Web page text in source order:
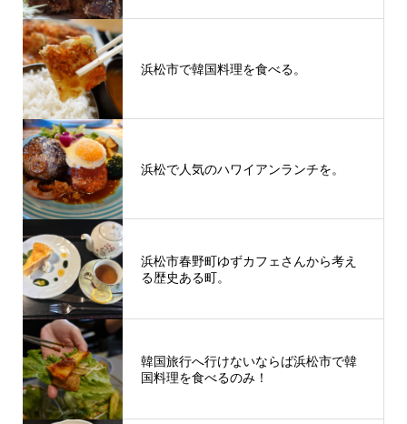
浜松市で韓国料理を食べる。
浜松で人気のハワイアンランチを。
浜松市春野町ゆずカフェさんから考え
る歴史ある町。
韓国旅行へ行けないならば浜松市で韓
国料理を食べるのみ！